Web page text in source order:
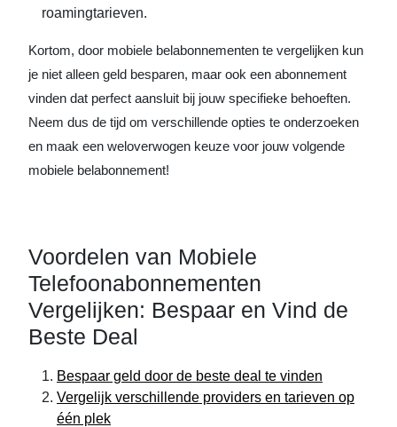
roamingtarieven.
Kortom, door mobiele belabonnementen te vergelijken kun
je niet alleen geld besparen, maar ook een abonnement
vinden dat perfect aansluit bij jouw specifieke behoeften.
Neem dus de tijd om verschillende opties te onderzoeken
en maak een weloverwogen keuze voor jouw volgende
mobiele belabonnement!
Voordelen van Mobiele
Telefoonabonnementen
Vergelijken: Bespaar en Vind de
Beste Deal
Bespaar geld door de beste deal te vinden
Vergelijk verschillende providers en tarieven op
één plek